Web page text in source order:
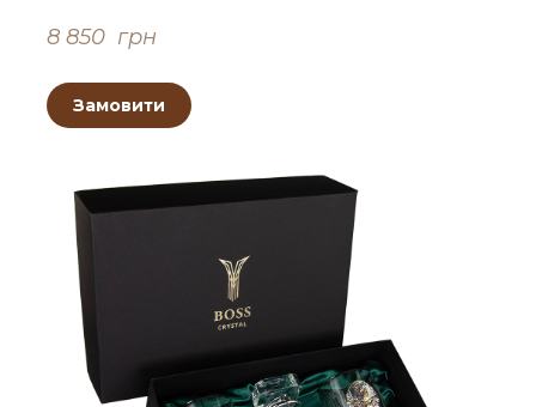
8 850  грн
Замовити